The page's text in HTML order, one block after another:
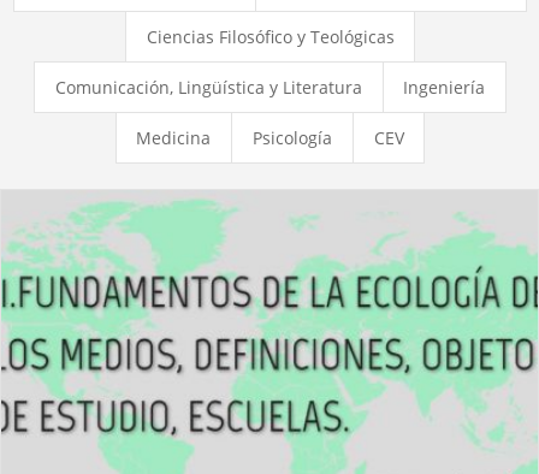
Ciencias Filosófico y Teológicas
Comunicación, Lingüística y Literatura Ingeniería
Medicina Psicología CEV